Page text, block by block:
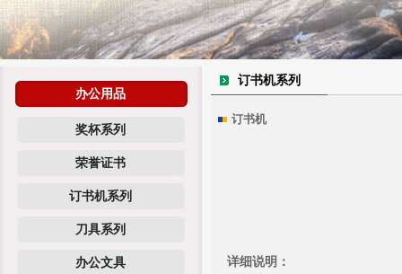
办公用品
奖杯系列
荣誉证书
订书机系列
刀具系列
办公文具
订书机系列
订书机
详细说明：